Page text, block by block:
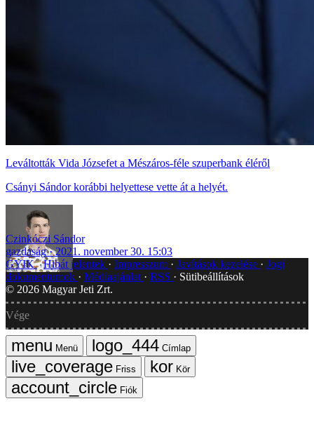
Leváltották Vida Józsefet a Mészáros-féle szuperbank éléről
Csányi Sándor korábbi helyettese vette át a helyét.
Czinkóczi Sándor
gazdaság
2021. november 30. 15:03
GYIK Hibát jelentek Impresszum Javítások kezelése
Jogi
dokumentumok
Médiaajánlat RSS
Sütibeállítások
© 2026 Magyar Jeti Zrt.
Vége
Menü
Címlap
Friss
Kör
Fiók